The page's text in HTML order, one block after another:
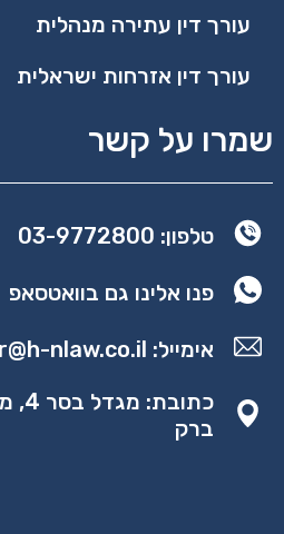
עורך דין עתירה מנהלית
עורך דין אזרחות ישראלית
שמרו על קשר
טלפון: 03-9772800
פנו אלינו גם בוואטסאפ
אימייל: nlaw.co.il
ברק